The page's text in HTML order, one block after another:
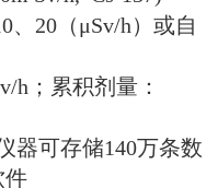
。
辐射剂量管